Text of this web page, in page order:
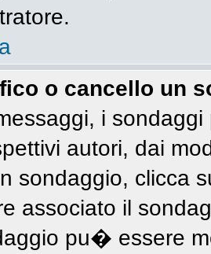
o cancello un
i
autori, dai
sondaggio, clicca
associato il
pu� essere